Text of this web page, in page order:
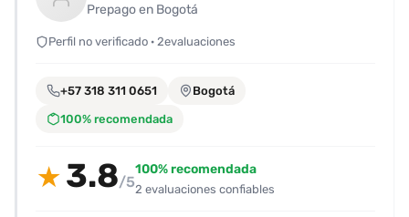
favoritas
para
fácilmente.
Prepago en Bogotá
Perfil no verificado · 2evaluaciones
+57 318 311 0651 Bogotá
100% recomendada
★ 3.8/5
100% recomendada
2 evaluaciones confiables